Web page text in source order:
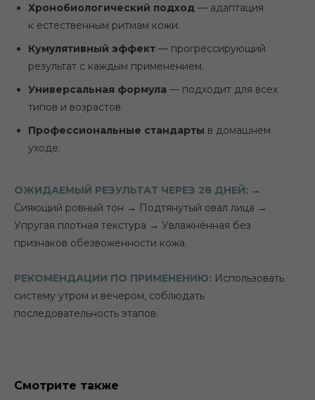
Хронобиологический подход — адаптация
к естественным ритмам кожи.
Кумулятивный эффект — прогрессирующий
результат с каждым применением.
Универсальная формула — подходит для всех
типов и возрастов.
Профессиональные стандарты в домашнем
уходе.
ОЖИДАЕМЫЙ РЕЗУЛЬТАТ ЧЕРЕЗ 28 ДНЕЙ: →
Сияющий ровный тон → Подтянутый овал лица →
Упругая плотная текстура → Увлажнённая без
признаков обезвоженности кожа.
РЕКОМЕНДАЦИИ ПО ПРИМЕНЕНИЮ: Использовать
систему утром и вечером, соблюдать
последовательность этапов.
Смотрите также